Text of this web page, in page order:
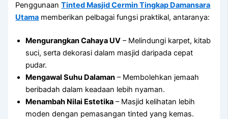
PenggunaanTinted Masjid Cermin Tingkap Damansara
Utama memberikan pelbagai fungsi praktikal, antaranya:
Mengurangkan Cahaya UV – Melindungi karpet, kitab
suci, serta dekorasi dalam masjid daripada cepat
pudar.
Mengawal Suhu Dalaman – Membolehkan jemaah
beribadah dalam keadaan lebih nyaman.
Menambah Nilai Estetika – Masjid kelihatan lebih
moden dengan pemasangan tinted yang kemas.